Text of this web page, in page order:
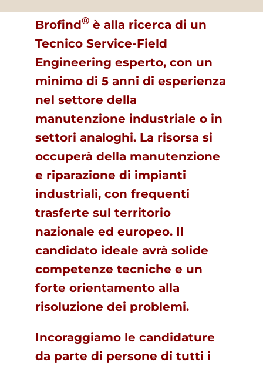
Brofind® è alla ricerca di un
Tecnico Service-Field
Engineering esperto, con un
minimo di 5 anni di esperienza
nel settore della
manutenzione industriale o in
settori analoghi. La risorsa si
occuperà della manutenzione
e riparazione di impianti
industriali, con frequenti
trasferte sul territorio
nazionale ed europeo. Il
candidato ideale avrà solide
competenze tecniche e un
forte orientamento alla
risoluzione dei problemi.
Incoraggiamo le candidature
da parte di persone di tutti i